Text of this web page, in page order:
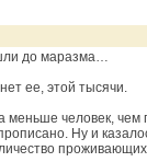
до маразма…
ее, этой тысячи.
меньше человек, чем
Ну и